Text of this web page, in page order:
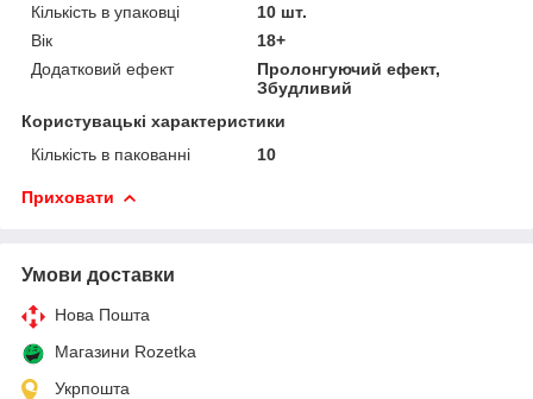
Кількість в упаковці
10 шт.
Вік
18+
Додатковий ефект
Пролонгуючий ефект,
Збудливий
Користувацькі характеристики
Кількість в пакованні
10
Приховати
Умови доставки
Нова Пошта
Магазини Rozetka
Укрпошта